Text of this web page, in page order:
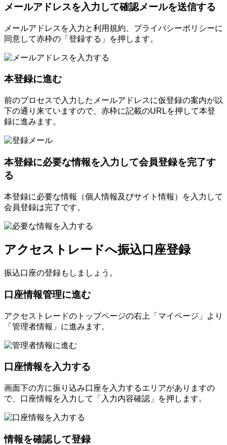
メールアドレスを入力して確認メールを送信する
メールアドレスを入力と利用規約、プライバシーポリシーに
同意して赤枠の「登録する」を押します。
本登録に進む
前のプロセスで入力したメールアドレスに仮登録の案内が以
下の通り来ていますので、赤枠に記載のURLを押して本登
録に進みます。
本登録に必要な情報を入力して会員登録を完了す
る
本登録に必要な情報（個人情報及びサイト情報）を入力して
会員登録は完了です。
アクセストレードへ振込口座登録
振込口座の登録もしましょう。
口座情報管理に進む
アクセストレードのトップページの右上「マイページ」より
「管理者情報」に進みます。
口座情報を入力する
画面下の方に振り込み口座を入力するエリアがありますの
で、口座情報を入力して「入力内容確認」を押します。
情報を確認して登録